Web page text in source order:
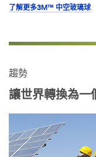
了解更多3M™ 中空玻璃球
趨勢
讓世界轉換為一